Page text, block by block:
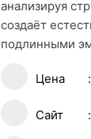
анализируя
создаёт
подлинными
Цена
Сайт